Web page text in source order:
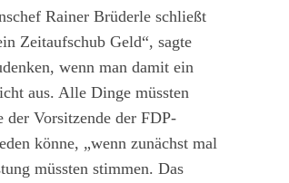
Rainer Brüderle schließt
Zeitaufschub Geld“, sagte
wenn man damit ein
aus. Alle Dinge müssten
der Vorsitzende der FDP-
könne, „wenn zunächst mal
müssten stimmen. Das